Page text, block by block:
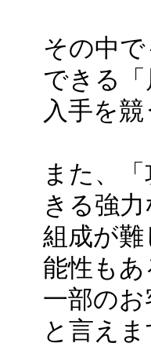
その中
できる
入手を
また、
きる強
組成が
能性も
一部の
と言えま